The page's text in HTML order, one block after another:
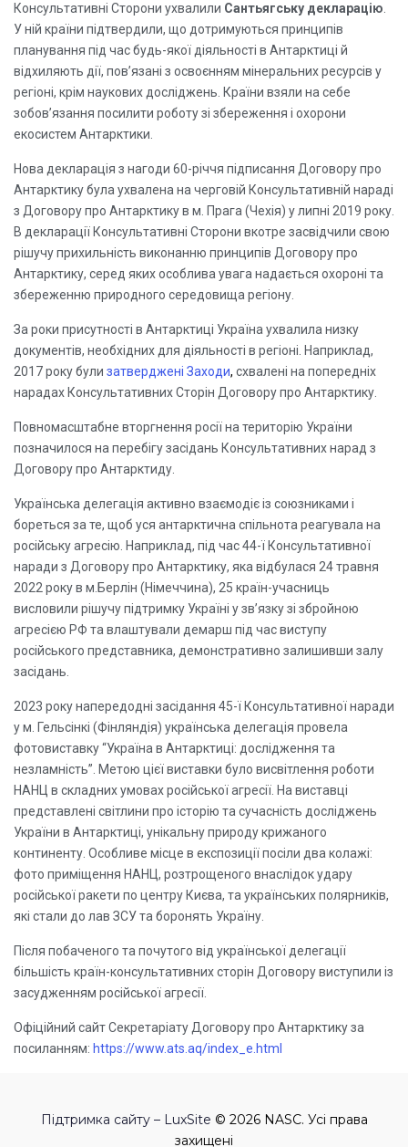
Консультативні Сторони ухвалили Сантьягську декларацію
У ній країни підтвердили, що дотримуються принципів
планування під час будь-якої діяльності в Антарктиці й
відхиляють дії, пов’язані з освоєнням мінеральних ресурсів у
регіоні, крім наукових досліджень. Країни взяли на себе
зобов’язання посилити роботу зі збереження і охорони
екосистем Антарктики.
Нова декларація з нагоди 60-річчя підписання Договору про
Антарктику була ухвалена на черговій Консультативній нараді
з Договору про Антарктику в м. Прага (Чехія) у липні 2019 року.
В декларації Консультативні Сторони вкотре засвідчили свою
рішучу прихильність виконанню принципів Договору про
Антарктику, серед яких особлива увага надається охороні та
збереженню природного середовища регіону.
За роки присутності в Антарктиці Україна ухвалила низку
документів, необхідних для діяльності в регіоні. Наприклад,
2017 рокубули затверджені Заходи, схвалені на попередніх
нарадах Консультативних Сторін Договору про Антарктику.
Повномасштабне вторгнення росії на територію України
позначилося на перебігу засідань Консультативних нарад з
Договору про Антарктиду.
Українська делегація активно взаємодіє із союзниками і
бореться за те, щоб уся антарктична спільнота реагувала на
російську агресію. Наприклад, під час 44-ї Консультативної
наради з Договору про Антарктику, яка відбулася 24 травня
2022 року в м.Берлін (Німеччина), 25 країн-учасниць
висловили рішучу підтримку Україні у зв’язку зі збройною
агресією РФ та влаштували демарш під час виступу
російського представника, демонстративно залишивши залу
засідань.
2023 року напередодні засідання 45-ї Консультативної наради
у м. Гельсінкі (Фінляндія) українська делегація провела
фотовиставку “Україна в Антарктиці: дослідження та
незламність”. Метою цієї виставки було висвітлення роботи
НАНЦ в складних умовах російської агресії. На виставці
представлені світлини про історію та сучасність досліджень
України в Антарктиці, унікальну природу крижаного
континенту. Особливе місце в експозиції посіли два колажі:
фото приміщення НАНЦ, розтрощеного внаслідок удару
російської ракети по центру Києва, та українських полярників,
які стали до лав ЗСУ та боронять Україну.
Після побаченого та почутого від української делегації
більшість країн-консультативних сторін Договору виступили із
засудженням російської агресії.
Офіційний сайт Секретаріату Договору про Антарктику за
посиланням: https://www.ats.aq/index_e.html
Підтримка сайту – LuxSite © 2026 NASC. Усі права
захищені